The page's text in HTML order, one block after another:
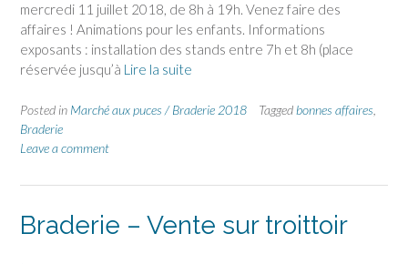
mercredi 11 juillet 2018, de 8h à 19h. Venez faire des
affaires ! Animations pour les enfants. Informations
exposants : installation des stands entre 7h et 8h (place
réservée jusqu’à Lire la suite
Posted in Marché aux puces / Braderie 2018 Tagged bonnes affaires
Braderie
Leave a comment
Braderie – Vente sur troittoir